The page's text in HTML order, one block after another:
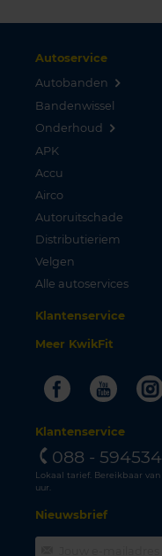
Autoservice
Autobanden
Bandenwissel
Onderhoud
APK
Accu
Airco
Autoruitschade
Distributieriem
Velgen
Alle autoservices
Klantenservice
Meer KwikFit
Facebook
Klantenservice
088 -
Lokaal tarief. Bereikbaar
uur.
Nieuwsbrief